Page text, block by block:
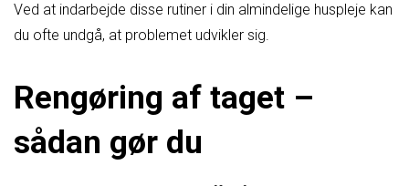
Ved at indarbejde disse rutiner i din almindelige huspleje kan
du ofte undgå, at problemet udvikler sig.
Rengøring af taget –
sådan gør du